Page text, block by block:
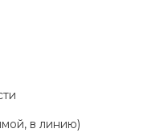
в линию)